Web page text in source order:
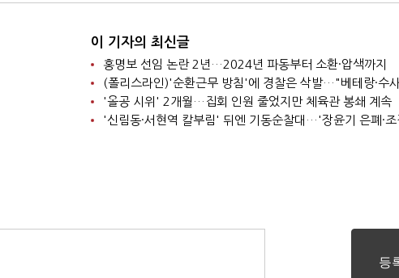
이 기자의 최신글
홍명보 선임 논란 2년…2024년 파동부터 소환·압색까지
'올공 시위' 2개월…집회 인원 줄었지만 체육관 봉쇄 계속